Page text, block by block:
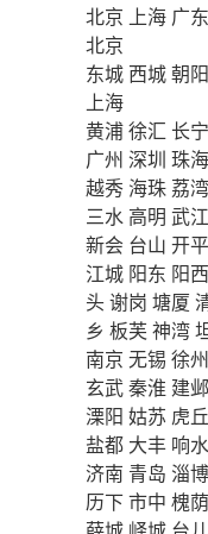
北京 上海 广东
北京
东城 西城朝阳
上海
黄浦徐汇 长宁
广州 深圳 珠海
越秀 海珠 荔湾
三水 高明 武江
新会 台山 开平
江城 阳东 阳西
头谢岗 塘厦
乡 板芙 神湾
南京 无锡 徐州
玄武秦淮 建邺
溧阳 姑苏 虎丘
盐都 大丰 响水
济南 青岛 淄博
历下市中 槐荫